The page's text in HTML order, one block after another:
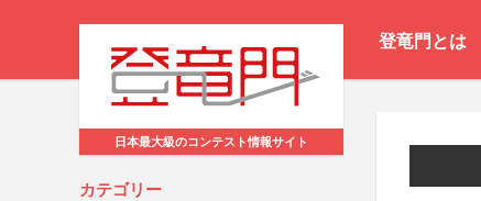
登竜門とは
日本最大級のコンテスト情報サイト
カテゴリー